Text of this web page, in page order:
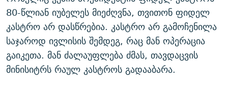
ᲛᲝᲚᲐᲞᲐᲠᲐᲙᲔ ᲢᲔᲥᲡᲢᲔᲑᲘ
ᲨᲘᲜ - ᲣᲪᲮᲝᲔᲗᲨᲘ
ᲚᲘᲢᲔᲠᲐᲢᲣᲠᲣᲚᲘ ᲬᲐᲮᲜᲐᲒᲔᲑᲘ
ᲐᲛᲔᲠᲘᲙᲣᲚᲘ ᲛᲝᲗᲮᲠᲝᲑᲐ
ᲩᲔᲛᲘ ᲡᲘᲙᲕᲓᲘᲚᲘᲡ ᲛᲘᲖᲔᲖᲘᲐ COVID-19
11 ᲬᲔᲚᲘ - 11 ᲐᲛᲑᲐᲕᲘ
ᲡᲐᲞᲐᲠᲚᲐᲛᲔᲜᲢᲝ ᲐᲠᲩᲔᲕᲜᲔᲑᲘᲡ ᲘᲡᲢᲝᲠᲘᲐ
ᲑᲐᲕᲨᲕᲔᲑᲘ ᲞᲠᲝᲡᲢᲘᲢᲣᲪᲘᲐᲨᲘ - ᲐᲛᲝᲣᲗᲥᲛᲔᲚᲘ ᲐᲛᲑᲐᲕᲘ
ᲒᲐᲛᲝᲘᲬᲔᲠᲔ
რთე/რთ-ის ყველა საიტი
80-წლიან იუბელეს მიეძღვნა, თვითონ ფიდელ
კასტრო არ დასწრებია. კასტრო არ გამოჩენილა
საჯაროდ ივლისის შემდეგ, რაც მან ოპერაცია
გაიკეთა. მან ძალაუფლება ძმას, თავდაცვის
მინისიტრს რაულ კასტროს გადააბარა.